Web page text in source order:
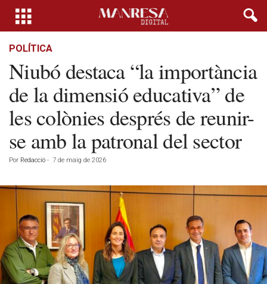
POLÍTICA
Niubó destaca “la importància
de la dimensió educativa” de
les colònies després de reunir-
se amb la patronal del sector
Por Redacció - 7 de maig de 2026